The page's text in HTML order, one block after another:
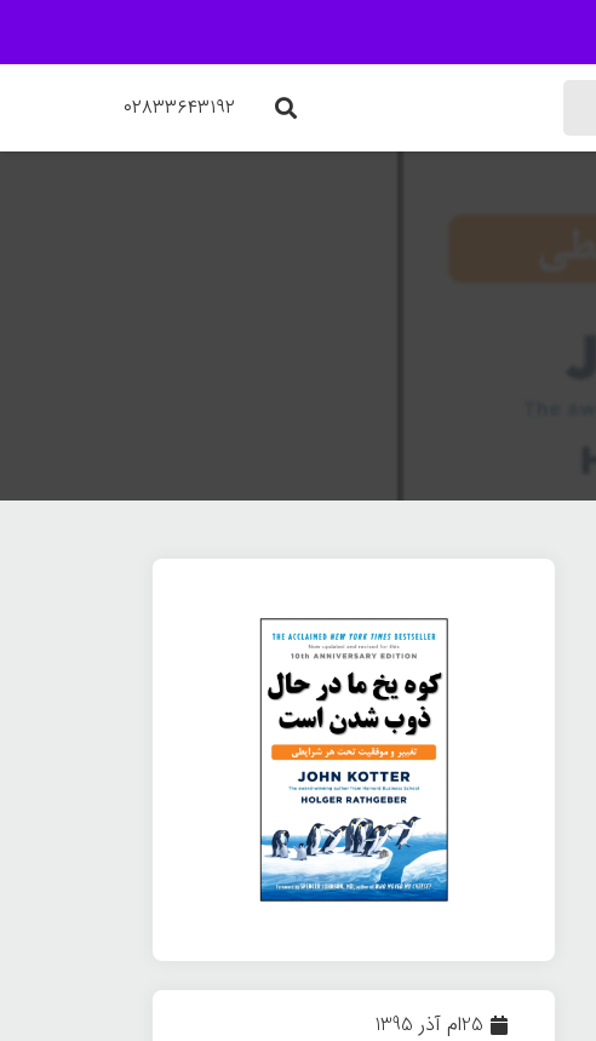
۰۲۸۳۳۶۴۳۱۹۲
25ام آذر 1395